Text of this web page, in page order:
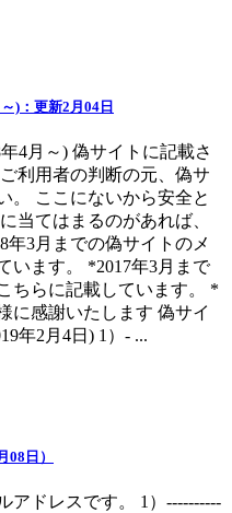
)：更新2月04日
4月～) 偽サイトに記載さ
利用者の判断の元、偽サ
。 ここにないから安全と
当てはまるのがあれば、
年3月までの偽サイトのメ
います。 *2017年3月まで
ちらに記載しています。 *
に感謝いたします 偽サイ
年2月4日) 1）- ...
日）
アドレスです。 1）----------